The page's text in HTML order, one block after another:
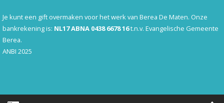
Je kunt een gift overmaken voor het werk van Berea De Maten. Onze
bankrekening is: NL17 ABNA 0438 6678 16t.n.v. Evangelische Gemeente
Berea.
ANBI 2025